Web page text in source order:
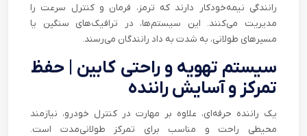
رانندگی نیمه‌خودکار دارند که ترمز، فرمان و کنترل سرعت را
مدیریت می‌کنند. این سیستم‌ها، در ترافیک‌های سنگین یا
مسیرهای طولانی، به شدت به داد رانندگان می‌رسند.
سیستم تهویه و راحتی کابین | حفظ
تمرکز و آسایش راننده
یک راننده حرفه‌ای، علاوه بر مهارت در کنترل خودرو، نیازمند
محیطی راحت و مناسب برای تمرکز طولانی‌مدت است.